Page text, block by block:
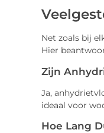
Net zoals bij
Hier
Zijn
Ja,
ideaal voor
Hoe Lang